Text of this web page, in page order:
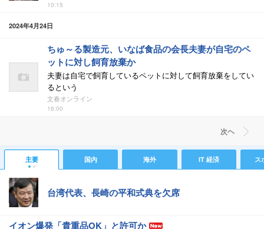
10:15
2024年4月24日
ちゅ～る製造元、いなば食品の会長夫妻が自宅のペ
ットに対し飼育放棄か
夫妻は自宅で飼育しているペットに対して飼育放棄をしてい
るという
文春オンライン
16:00
次ヘ
主要 国内 海外 IT 経済 ス
台湾代表、長崎の平和式典を欠席
イオン爆発「貴重品OK」と許可か